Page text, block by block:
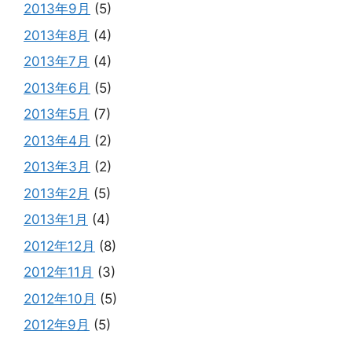
2013年9月 (5)
2013年8月 (4)
2013年7月 (4)
2013年6月 (5)
2013年5月 (7)
2013年4月 (2)
2013年3月 (2)
2013年2月 (5)
2013年1月 (4)
2012年12月 (8)
2012年11月 (3)
2012年10月 (5)
2012年9月 (5)